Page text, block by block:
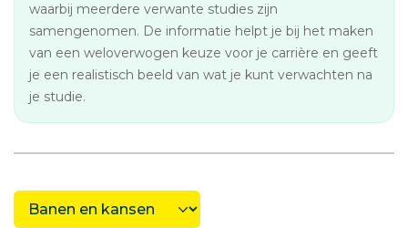
waarbij meerdere verwante studies zijn
samengenomen. De informatie helpt je bij het maken
van een weloverwogen keuze voor je carrière en geeft
je een realistisch beeld van wat je kunt verwachten na
je studie.